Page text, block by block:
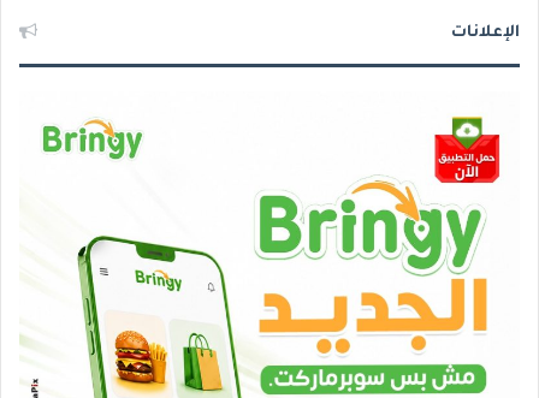
الإعلانات